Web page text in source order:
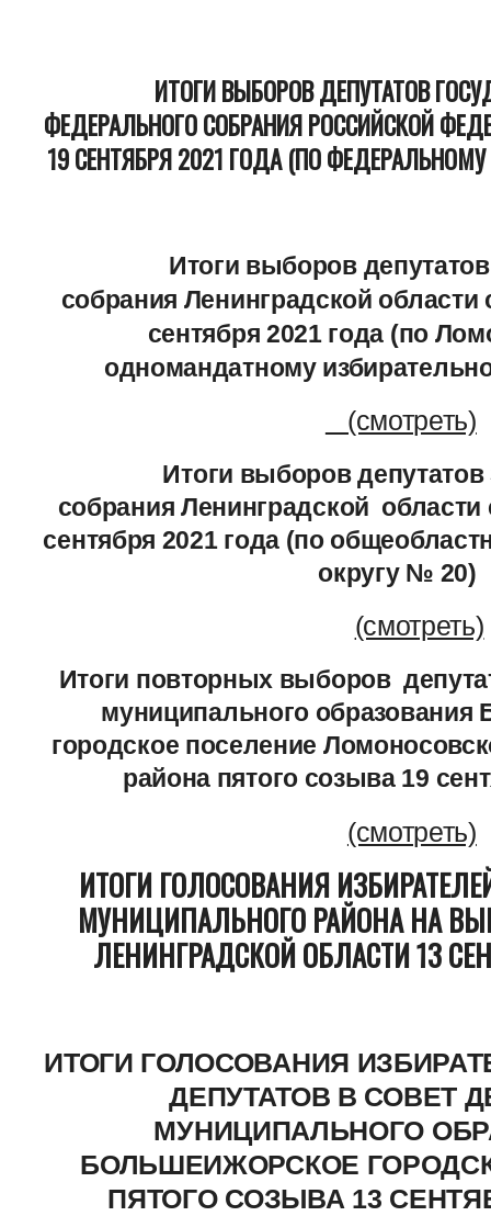
ИТОГИ ВЫБОРОВ ДЕПУТАТОВ
ФЕДЕРАЛЬНОГО СОБРАНИЯ РОССИЙСКОЙ
19 СЕНТЯБРЯ 2021 ГОДА (ПО
Итоги выборов
собрания Ленинградской
сентября 2021 года (по
одномандатному
(смотреть)
Итоги выборов депутатов
собрания Ленинградской
сентября 2021 года (по
округу № 20)
(смотреть)
Итоги повторных выборов
муниципального образования
городское поселение
района пятого созыва 19
(смотреть)
ИТОГИ ГОЛОСОВАНИЯ
МУНИЦИПАЛЬНОГО РАЙОНА НА
ЛЕНИНГРАДСКОЙ ОБЛАСТИ 13
ИТОГИ ГОЛОСОВАНИЯ
ДЕПУТАТОВ В СОВЕТ
МУНИЦИПАЛЬНОГО
БОЛЬШЕИЖОРСКОЕ
ПЯТОГО СОЗЫВА 13